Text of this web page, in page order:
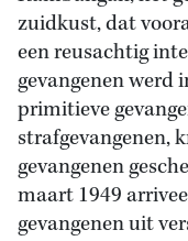
zuidkust, dat
een reusachtig
gevangenen werd
primitieve
strafgevangenen,
gevangenen
maart 1949
gevangenen uit